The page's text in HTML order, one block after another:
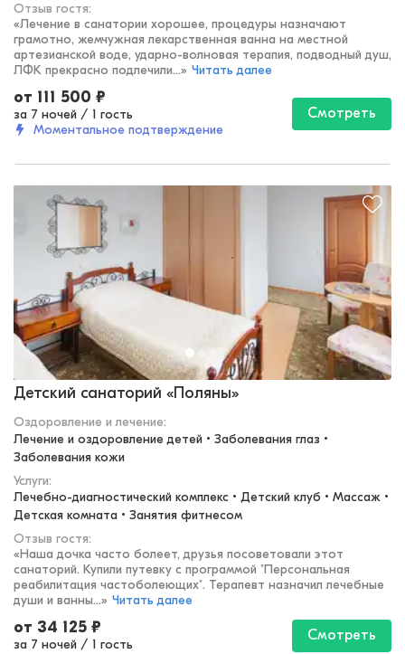
Отзыв гостя:
«Лечение в санатории хорошее, процедуры назначают
грамотно, жемчужная лекарственная ванна на местной
артезианской воде, ударно-волновая терапия, подводный душ,
ЛФК прекрасно подлечили...» Читать далее
от 111 500 ₽
за 7 ночей / 1 гость
Моментальное подтверждение
Смотреть
Московская область
Детский санаторий «Поляны»
Оздоровление и лечение:
Лечение и оздоровление детей • Заболевания глаз •
Заболевания кожи
Услуги:
Лечебно-диагностический комплекс • Детский клуб • Массаж •
Детская комната • Занятия фитнесом
Отзыв гостя:
«Наша дочка часто болеет, друзья посоветовали этот
санаторий. Купили путевку с программой "Персональная
реабилитация частоболеющих". Терапевт назначил лечебные
души и ванны...» Читать далее
от 34 125 ₽
за 7 ночей / 1 гость
Смотреть